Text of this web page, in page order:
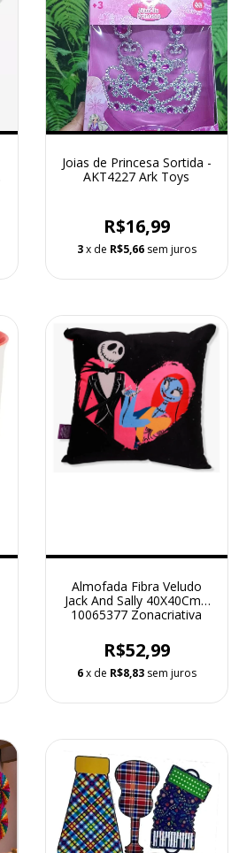
Joias de Princesa Sortida -
AKT4227 Ark Toys
R$16,99
3x de R$5,66 sem juros
Almofada Fibra Veludo
Jack And Sally 40X40Cm -
10065377 Zonacriativa
R$52,99
6x de R$8,83 sem juros